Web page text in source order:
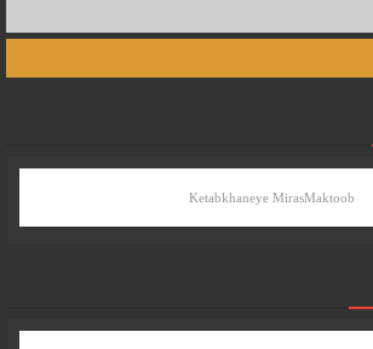
Ketabkhaneye MirasMaktoob